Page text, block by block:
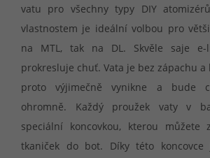
vatu pro všechny typy DIY
vlastnostem je ideální volbou pro
na MTL, tak na DL. Skvěle saje
prokresluje chuť. Vata je bez zápachu a
proto výjimečně vynikne a bude
ohromně. Každý proužek vaty v
speciální koncovkou, kterou můžete
tkaniček do bot. Díky této koncovce